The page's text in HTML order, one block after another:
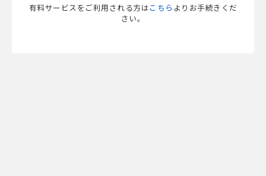
有料サービスをご利用される方は こちら よりお手続きくだ
さい。